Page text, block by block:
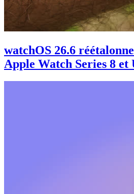
watchOS 26.6
Apple Watch Series 8 et